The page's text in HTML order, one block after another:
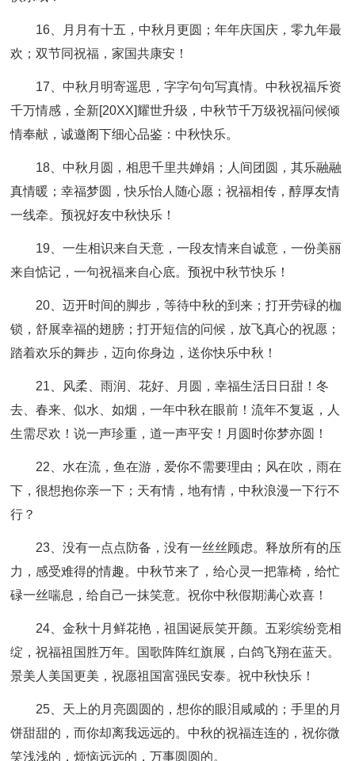
16、月月有十五，中秋月更圆；年年庆国庆，零九年最
欢；双节同祝福，家国共康安！
17、中秋月明寄遥思，字字句句写真情。中秋祝福斥资
千万情感，全新[20XX]耀世升级，中秋节千万级祝福问候倾
情奉献，诚邀阁下细心品鉴：中秋快乐。
18、中秋月圆，相思千里共婵娟；人间团圆，其乐融融
真情暖；幸福梦圆，快乐怡人随心愿；祝福相传，醇厚友情
一线牵。预祝好友中秋快乐！
19、一生相识来自天意，一段友情来自诚意，一份美丽
来自惦记，一句祝福来自心底。预祝中秋节快乐！
20、迈开时间的脚步，等待中秋的到来；打开劳碌的枷
锁，舒展幸福的翅膀；打开短信的问候，放飞真心的祝愿；
踏着欢乐的舞步，迈向你身边，送你快乐中秋！
21、风柔、雨润、花好、月圆，幸福生活日日甜！冬
去、春来、似水、如烟，一年中秋在眼前！流年不复返，人
生需尽欢！说一声珍重，道一声平安！月圆时你梦亦圆！
22、水在流，鱼在游，爱你不需要理由；风在吹，雨在
下，很想抱你亲一下；天有情，地有情，中秋浪漫一下行不
行？
23、没有一点点防备，没有一丝丝顾虑。释放所有的压
力，感受难得的情趣。中秋节来了，给心灵一把靠椅，给忙
碌一丝喘息，给自己一抹笑意。祝你中秋假期满心欢喜！
24、金秋十月鲜花艳，祖国诞辰笑开颜。五彩缤纷竞相
绽，祝福祖国胜万年。国歌阵阵红旗展，白鸽飞翔在蓝天。
景美人美国更美，祝愿祖国富强民安泰。祝中秋快乐！
25、天上的月亮圆圆的，想你的眼泪咸咸的；手里的月
饼甜甜的，而你却离我远远的。中秋的祝福连连的，祝你微
笑浅浅的，烦恼远远的，万事圆圆的。